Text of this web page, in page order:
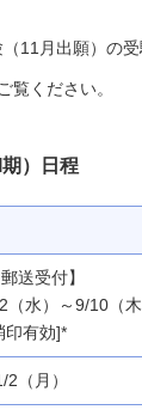
11月出願）の受
覧ください。
）日程
郵送受付】
（水）～9/10（木
印有効]*
2（月）